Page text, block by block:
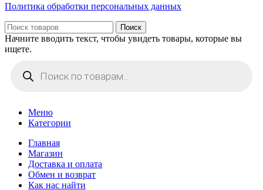
Политика обработки персональных данных
Поиск
Начните вводить текст, чтобы увидеть товары, которые вы
ищете.
товаров
Меню
Категории
Главная
Магазин
Доставка и оплата
Обмен и возврат
Как нас найти